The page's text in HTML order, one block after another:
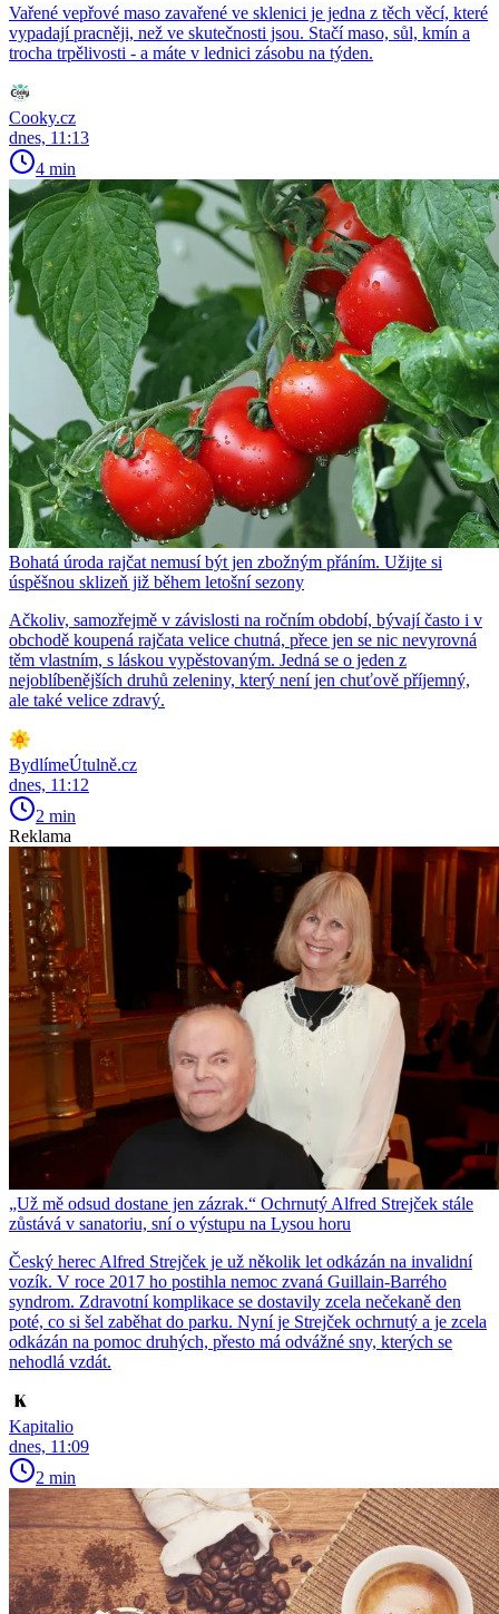
Vařené vepřové maso zavařené ve sklenici je jedna z těch věcí, které
vypadají pracněji, než ve skutečnosti jsou. Stačí maso, sůl, kmín a
trocha trpělivosti - a máte v lednici zásobu na týden.
Cooky.cz
dnes, 11:13
4 min
Bohatá úroda rajčat nemusí být jen zbožným přáním. Užijte si
úspěšnou sklizeň již během letošní sezony
Ačkoliv, samozřejmě v závislosti na ročním období, bývají často i v
obchodě koupená rajčata velice chutná, přece jen se nic nevyrovná
těm vlastním, s láskou vypěstovaným. Jedná se o jeden z
nejoblíbenějších druhů zeleniny, který není jen chuťově příjemný,
ale také velice zdravý.
BydlímeÚtulně.cz
dnes, 11:12
2 min
Reklama
„Už mě odsud dostane jen zázrak.“ Ochrnutý Alfred Strejček stále
zůstává v sanatoriu, sní o výstupu na Lysou horu
Český herec Alfred Strejček je už několik let odkázán na invalidní
vozík. V roce 2017 ho postihla nemoc zvaná Guillain-Barrého
syndrom. Zdravotní komplikace se dostavily zcela nečekaně den
poté, co si šel zaběhat do parku. Nyní je Strejček ochrnutý a je zcela
odkázán na pomoc druhých, přesto má odvážné sny, kterých se
nehodlá vzdát.
Kapitalio
dnes, 11:09
2 min